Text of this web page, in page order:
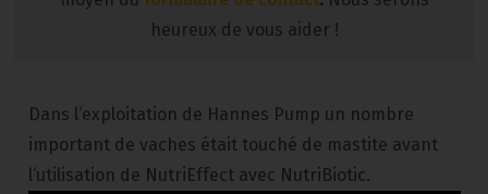
heureux de vous aider !
Dans l‘exploitation de Hannes Pump un nombre
important de vaches était touché de mastite avant
l‘utilisation de NutriEffect avec NutriBiotic.